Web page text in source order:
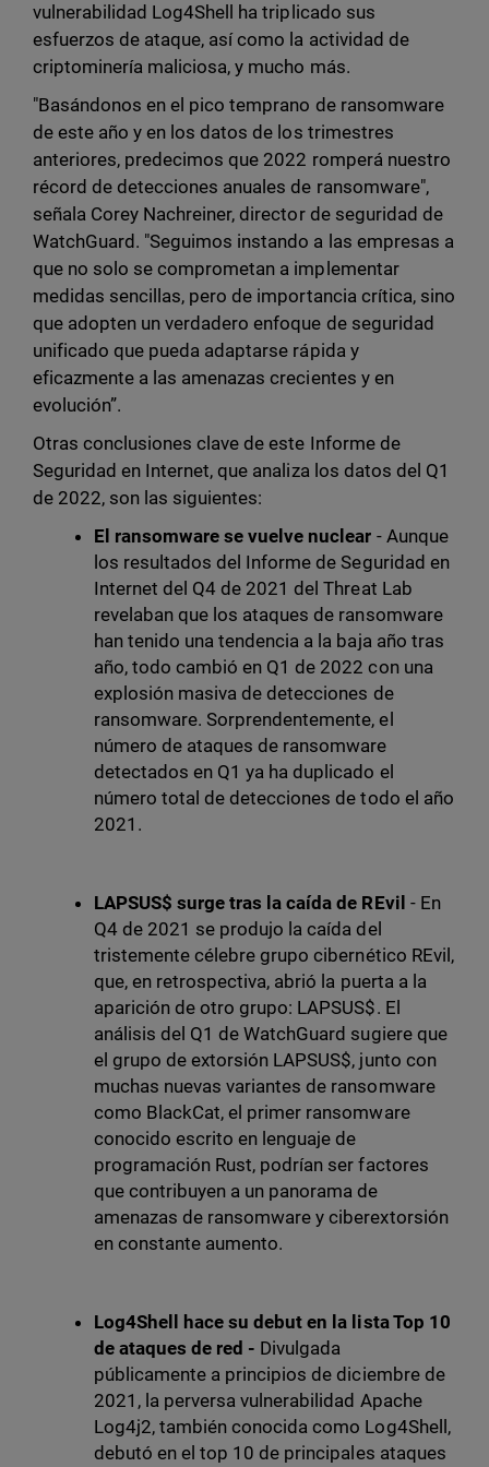
vulnerabilidad Log4Shell ha triplicado sus
esfuerzos de ataque, así como la actividad de
criptominería maliciosa, y mucho más.
"Basándonos en el pico temprano de ransomware
de este año y en los datos de los trimestres
anteriores, predecimos que 2022 romperá nuestro
récord de detecciones anuales de ransomware",
señala Corey Nachreiner, director de seguridad de
WatchGuard. "Seguimos instando a las empresas a
que no solo se comprometan a implementar
medidas sencillas, pero de importancia crítica, sino
que adopten un verdadero enfoque de seguridad
unificado que pueda adaptarse rápida y
eficazmente a las amenazas crecientes y en
evolución”.
Otras conclusiones clave de este Informe de
Seguridad en Internet, que analiza los datos del Q1
de 2022, son las siguientes:
El ransomware se vuelve nuclear - Aunque
los resultados del Informe de Seguridad en
Internet del Q4 de 2021 del Threat Lab
revelaban que los ataques de ransomware
han tenido una tendencia a la baja año tras
año, todo cambió en Q1 de 2022 con una
explosión masiva de detecciones de
ransomware. Sorprendentemente, el
número de ataques de ransomware
detectados en Q1 ya ha duplicado el
número total de detecciones de todo el año
2021.
LAPSUS$ surge tras la caída de REvil - En
Q4 de 2021 se produjo la caída del
tristemente célebre grupo cibernético REvil,
que, en retrospectiva, abrió la puerta a la
aparición de otro grupo: LAPSUS$. El
análisis del Q1 de WatchGuard sugiere que
el grupo de extorsión LAPSUS$, junto con
muchas nuevas variantes de ransomware
como BlackCat, el primer ransomware
conocido escrito en lenguaje de
programación Rust, podrían ser factores
que contribuyen a un panorama de
amenazas de ransomware y ciberextorsión
en constante aumento.
Log4Shell hace su debut en la lista Top 10
de ataques de red - Divulgada
públicamente a principios de diciembre de
2021, la perversa vulnerabilidad Apache
Log4j2, también conocida como Log4Shell,
debutó en el top 10 de principales ataques